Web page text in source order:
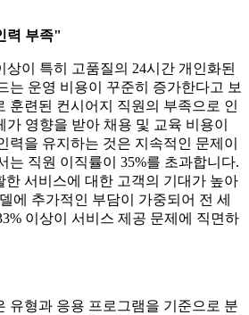
력 부족"
상이 특히 고품질의 24시간 개인화된
는 운영 비용이 꾸준히 증가한다고 보
훈련된 컨시어지 직원의 부족으로 인
가 영향을 받아 채용 및 교육 비용이
력을 유지하는 것은 지속적인 문제이
는 직원 이직률이 35%를 초과합니다.
한 서비스에 대한 고객의 기대가 높아
에 추가적인 부담이 가중되어 전 세
이상이 서비스 제공 문제에 직면하
유형과 응용 프로그램을 기준으로 분